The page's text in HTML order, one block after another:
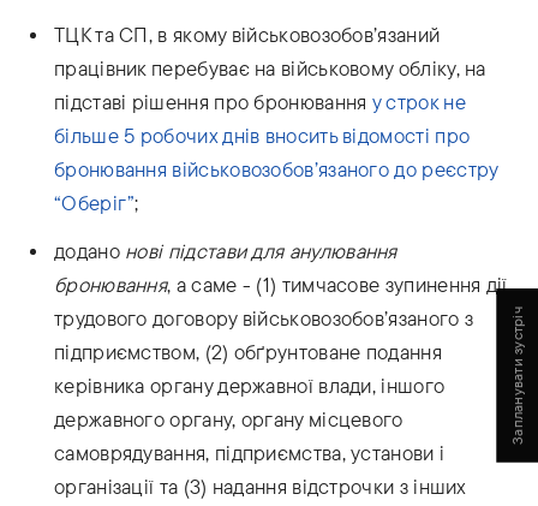
ТЦК та СП, в якому військовозобов’язаний
працівник перебуває на військовому обліку, на
підставі рішення про бронювання у строк не
більше 5 робочих днів вносить відомості про
бронювання військовозобов’язаного до реєстру
“Оберіг”;
додано нові підстави для анулювання
бронювання, а саме - (1) тимчасове зупинення дії
трудового договору військовозобов’язаного з
підприємством, (2) обґрунтоване подання
керівника органу державної влади, іншого
державного органу, органу місцевого
самоврядування, підприємства, установи і
організації та (3) надання відстрочки з інших
Запланувати зустріч